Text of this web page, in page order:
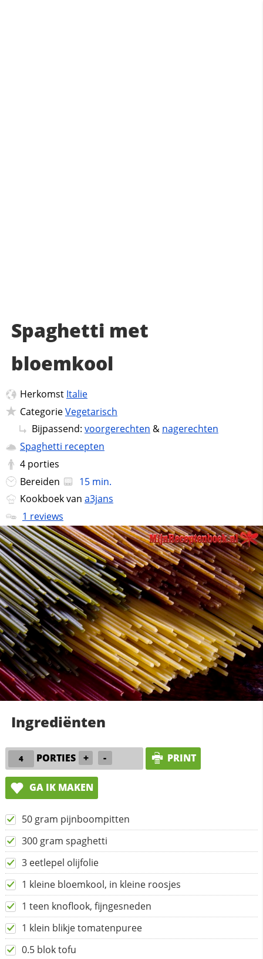
Spaghetti met
bloemkool
Herkomst Italie
CategorieVegetarisch
Bijpassend: voorgerechten & nagerechten
Spaghetti recepten
4 porties
Bereiden
15 min.
Kookboek van a3jans
1 reviews
Ingrediënten
PORTIES + - PRINT
GA IK MAKEN
50 gram pijnboompitten
300 gram spaghetti
3 eetlepel olijfolie
1 kleine bloemkool, in kleine roosjes
1 teen knoflook, fijngesneden
1 klein blikje tomatenpuree
0.5 blok tofu